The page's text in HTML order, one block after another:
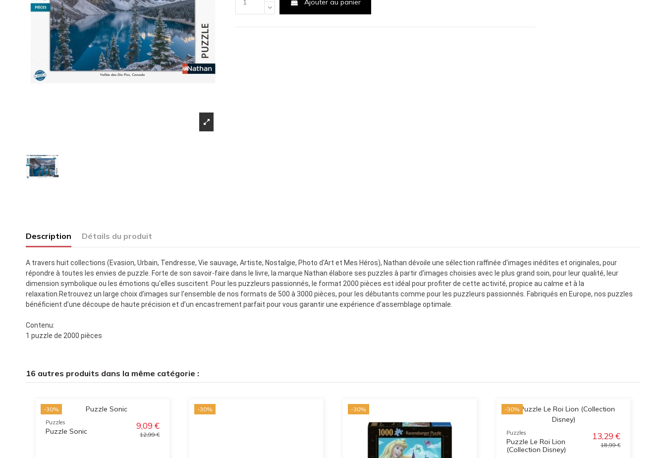
Ajouter au panier
Description Détails du produit
A travers huit collections (Evasion, Urbain, Tendresse, Vie sauvage, Artiste, Nostalgie, Photo d'Art et Mes Héros), Nathan dévoile une sélection raffinée d'images inédites et originales, pour
répondre à toutes les envies de puzzle. Forte de son savoir-faire dans le livre, la marque Nathan élabore ses puzzles à partir d'images choisies avec le plus grand soin, pour leur qualité, leur
dimension symbolique ou les émotions qu'elles suscitent. Pour les puzzleurs passionnés, le format 2000 pièces est idéal pour profiter de cette activité, propice au calme et à la
relaxation.Retrouvez un large choix d’images sur l’ensemble de nos formats de 500 à 3000 pièces, pour les débutants comme pour les puzzleurs passionnés. Fabriqués en Europe, nos puzzles
bénéficient d’une découpe de haute précision et d’un encastrement parfait pour vous garantir une expérience d’assemblage optimale.
Contenu:
1 puzzle de 2000 pièces
16 autres produits dans la même catégorie :
-30%
Puzzles
Puzzle Sonic
9,09 €
12,99 €
-30% -30% -30%
Puzzles
Puzzle Le Roi Lion
(Collection Disney)
13,29 €
18,99 €